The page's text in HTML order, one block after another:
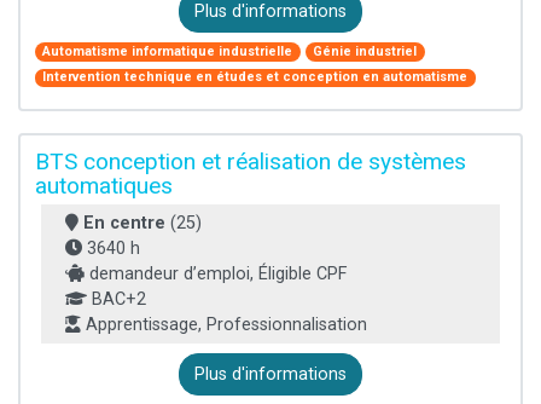
Plus d'informations
Automatisme informatique industrielle
Génie industriel
Intervention technique en études et conception en automatisme
BTS conception et réalisation de systèmes
automatiques
En centre (25)
3640 h
demandeur d’emploi, Éligible CPF
BAC+2
Apprentissage, Professionnalisation
Plus d'informations